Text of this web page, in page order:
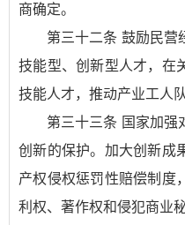
商确定。
第三十二条 鼓励民营
技能型、创新型人才，在
技能人才，推动产业工人
第三十三条 国家加强
创新的保护。加大创新成
产权侵权惩罚性赔偿制度
利权、著作权和侵犯商业